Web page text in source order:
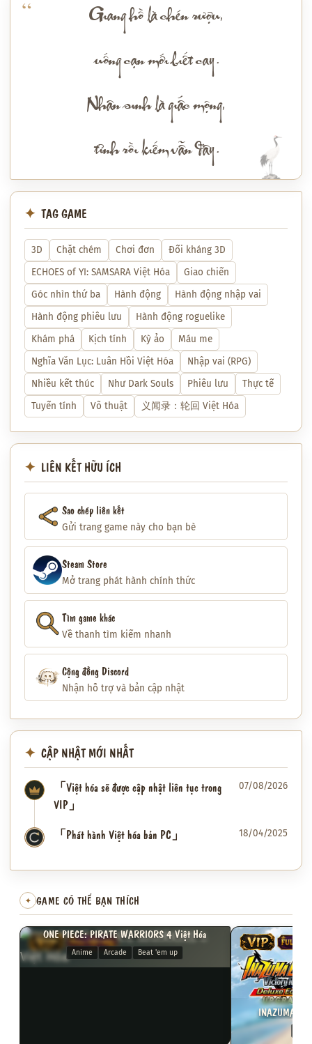
Giang hồ là chén rượu,
uống cạn mới biết cay.
Nhân sinh là giấc mộng,
tỉnh rồi kiếm vẫn đây.
TAG GAME
3D Chặt chém Chơi đơn
Đối kháng 3D
ECHOES of YI: SAMSARA Việt Hóa
Giao chiến
Góc nhìn thứ ba
Hành động
Hành động nhập vai
Hành động phiêu lưu
Hành động roguelike
Khám phá
Kịch tính Kỳ ảo
Máu me
Nghĩa Văn Lục: Luân Hồi Việt Hóa
Nhập vai (RPG)
Nhiều kết thúc
Như Dark Souls Phiêu lưu
Thực tế
Tuyến tính
Võ thuật 义闻录：轮回 Việt Hóa
LIÊN KẾT HỮU ÍCH
Sao chép liên kết
Gửi trang game này cho bạn bè
Steam Store
Mở trang phát hành chính thức
Tìm game khác
Về thanh tìm kiếm nhanh
Cộng đồng Discord
Nhận hỗ trợ và bản cập nhật
CẬP NHẬT MỚI NHẤT
「Việt hóa sẽ được cập nhật liên tục trong
VIP」
07/08/2026
✦ 「Phát hành Việt hóa bản PC」 18/04/2025
✦ GAME CÓ THỂ BẠN THÍCH
VIP FULL VIỆT HÓA
ONE PIECE: PIRATE WARRIORS 4 Việt Hóa
Anime Arcade Beat 'em up
VIP FULL
INAZUMA